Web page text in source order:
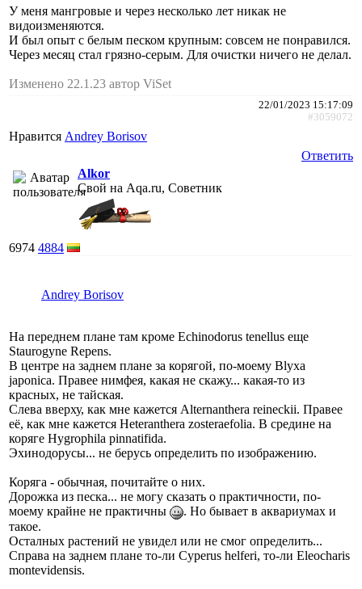
У меня мангровые и через несколько лет никак не
видоизменяются.
И был опыт с белым песком крупным: совсем не понравился.
Через месяц стал грязно-серым. Для очистки ничего не делал.
Изменено 22.1.23 автор ViSet
22/01/2023 15:17:09
#3059072
Нравится Andrey Borisov
Ответить
Alkor
Свой на Aqa.ru, Советник
6974 4884
Andrey Borisov
На переднем плане там кроме Echinodorus tenellus еще
Staurogyne Repens.
В центре на заднем плане за корягой, по-моему Blyxa
japonica. Правее нимфея, какая не скажу... какая-то из
красных, не тайская.
Слева вверху, как мне кажется Alternanthera reineckii. Правее
её, как мне кажется Heteranthera zosteraefolia. В средине на
коряге Hygrophila pinnatifida.
Эхинодорусы... не берусь определить по изображению.
Коряга - обычная, почитайте о них.
Дорожка из песка... не могу сказать о практичности, по-
моему крайне не практичны
. Но бывает в аквариумах и
такое.
Осталных растений не увидел или не смог определить...
Справа на заднем плане то-ли Cyperus helferi, то-ли Eleocharis
montevidensis.